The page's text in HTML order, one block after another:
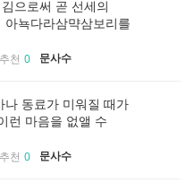
으로써 곧 선세의
뇩다라삼먁삼보리를
추천 0 문사수
나 동료가 미워질 때가
런 마음을 없앨 수
추천 0 문사수